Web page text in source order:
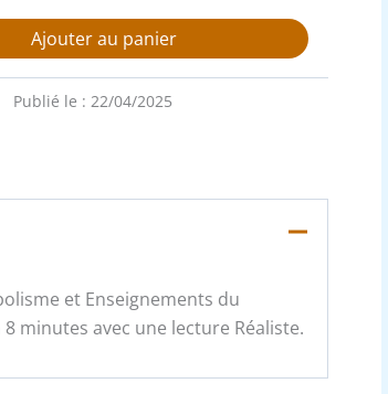
Ajouter au panier
Publié le : 22/04/2025
et Enseignements du
minutes avec une lecture Réaliste.